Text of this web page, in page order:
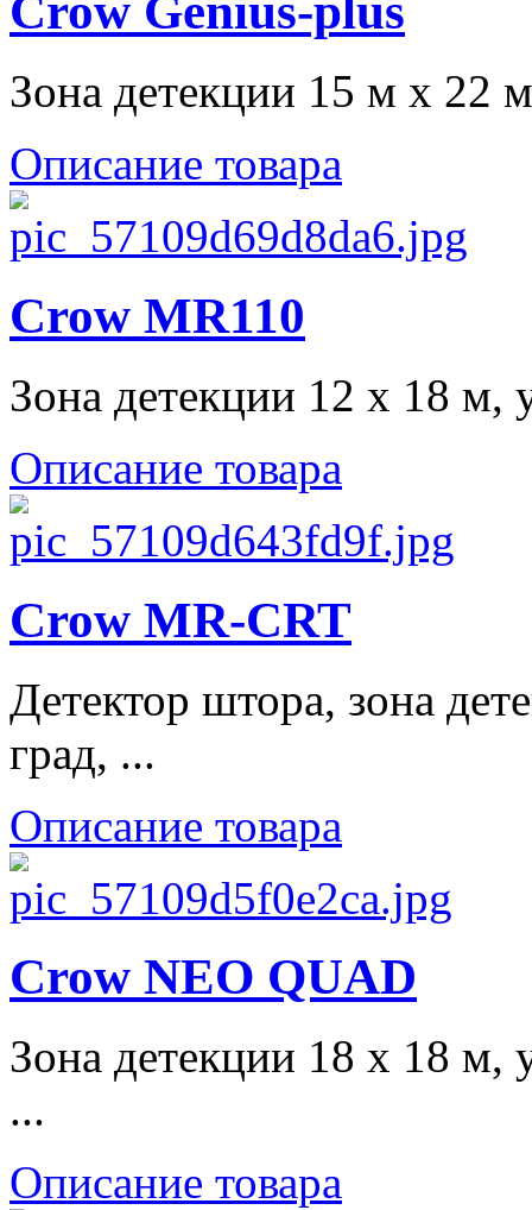
Crow Genius-plus
Зона детекции 15 м х 22
Описание товара
Crow MR110
Зона детекции 12 х 18 м,
Описание товара
Crow MR-CRT
Детектор штора, зона
град, ...
Описание товара
Crow NEO QUAD
Зона детекции 18 х 18 м,
...
Описание товара